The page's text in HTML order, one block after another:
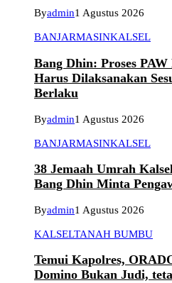
Byadmin1 Agustus 2026
BANJARMASINKALSEL
Bang Dhin: Proses
Harus Dilaksanakan
Berlaku
Byadmin1 Agustus 2026
BANJARMASINKALSEL
38 Jemaah Umrah
Bang Dhin Minta
Byadmin1 Agustus 2026
KALSELTANAH BUMBU
Temui Kapolres,
Domino Bukan Judi,